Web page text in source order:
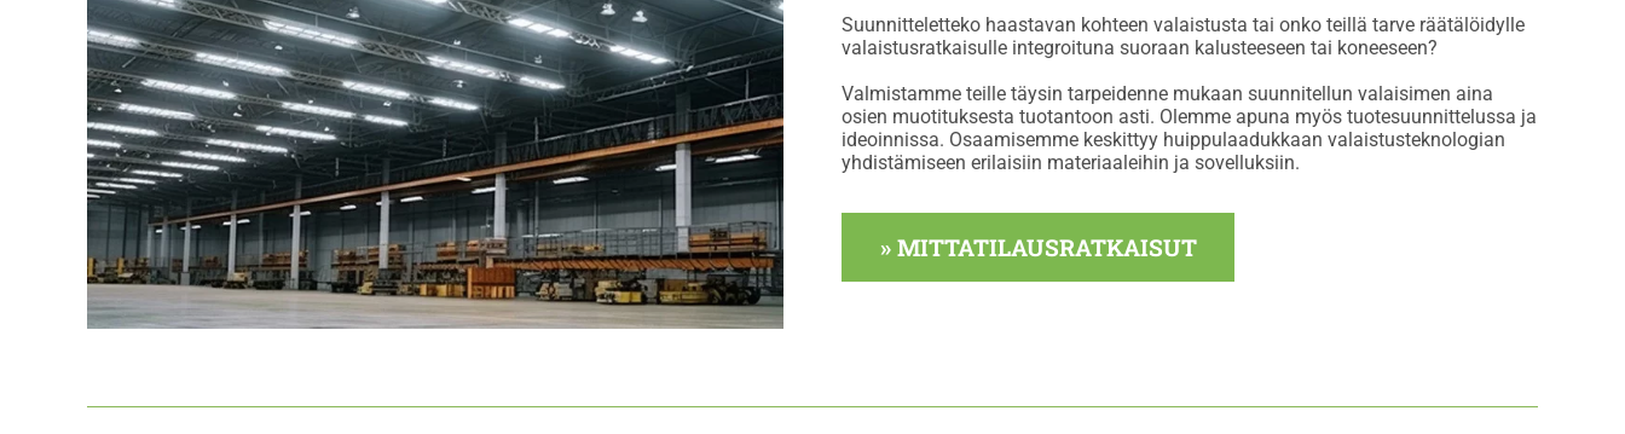
Suunnitteletteko haastavan kohteen valaistusta tai onko teillä tarve räätälöidylle
valaistusratkaisulle integroituna suoraan kalusteeseen tai koneeseen?
Valmistamme teille täysin tarpeidenne mukaan suunnitellun valaisimen aina
osien muotituksesta tuotantoon asti. Olemme apuna myös tuotesuunnittelussa ja
ideoinnissa. Osaamisemme keskittyy huippulaadukkaan valaistusteknologian
yhdistämiseen erilaisiin materiaaleihin ja sovelluksiin.
» MITTATILAUSRATKAISUT